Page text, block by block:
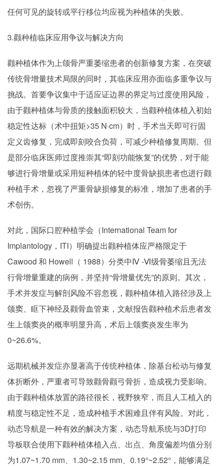
任何可见的旋转或平行移位均应视为种植体的失败。
3.颧种植临床应用争议与解决方向
颧种植体作为上颌骨严重萎缩患者的创新修复方案，在突破
传统骨增量技术局限的同时，其临床应用亦面临多重争议与
挑战。首要争议集中于适应证边界的界定与过度使用风险，
由于颧种植体与骨质的接触面积较大，当颧种植体植入初始
稳定性达标（术中扭矩>35 N·cm）时，手术当天即可行固
定义齿修复，完成即刻咬合负荷，可减少种植修复周期。但
是部分临床医师过度推崇其“即刻功能恢复”的优势，对于能
够进行骨增量或采用短种植体的轻中度骨缺损患者也进行颧
种植手术，忽视了严重骨缺损修复的标准，增加了患者的手
术创伤。
对此，国际口腔种植学会（International Team for
Implantology，ITI）明确提出颧种植体应严格限定于
Cawood 和 Howell（ 1988）分类中Ⅳ -Ⅵ级骨萎缩且无法
行骨增量重建的病例，并坚持“骨增量优先”的原则。其次，
手术并发症与解剖风险不容忽视，颧种植体植入路径涉及上
颌窦、眶下神经及颧骨血管束，文献报告颧种植术后患者发
生上颌窦炎的概率明显升高，术后上颌窦炎发生率为
0~26.6%。
远期机械并发症亦显著高于传统种植体，除基台松动与修复
体折断外，严重者可导致颧骨颧弓骨折，造成视力受影响。
由于颧种植体放置的路径很长，视野狭窄，而且人工植入的
精度与稳定性不足，造成种植手术困难且伴有风险。对此，
动态导航是一种有效的解决方案，动态导航系统与3D打印
导板联合使用下颧种植体植入点、出点、角度偏差均值分别
为1.07~1.70 mm、1.30~2.15 mm、0.19°~2.52°，能够满足